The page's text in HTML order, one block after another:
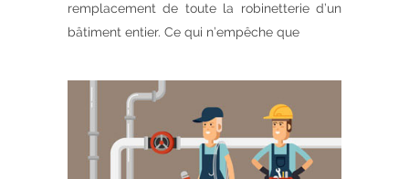
remplacement de toute la robinetterie d’un
bâtiment entier. Ce qui n’empêche que